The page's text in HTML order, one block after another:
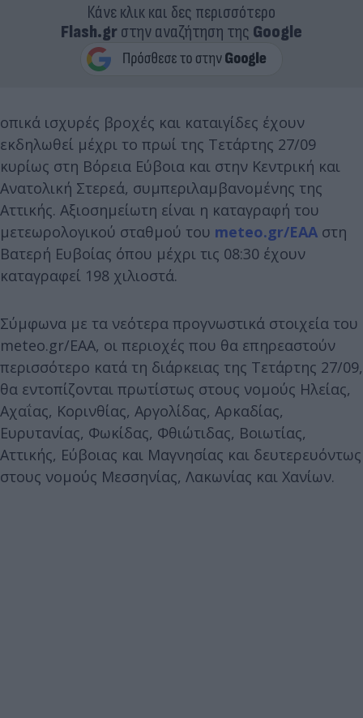
Κάνε κλικ και δες περισσότερο
Flash.grστην αναζήτηση της Google
οπικά ισχυρές βροχές και καταιγίδες έχουν
εκδηλωθεί μέχρι το πρωί της Τετάρτης 27/09
κυρίως στη Βόρεια Εύβοια και στην Κεντρική και
Ανατολική Στερεά, συμπεριλαμβανομένης της
Αττικής. Αξιοσημείωτη είναι η καταγραφή του
μετεωρολογικού σταθμού του meteo.gr/EAA στη
Βατερή Ευβοίας όπου μέχρι τις 08:30 έχουν
καταγραφεί 198 χιλιοστά.
Σύμφωνα με τα νεότερα προγνωστικά στοιχεία του
meteo.gr/EAA, οι περιοχές που θα επηρεαστούν
περισσότερο κατά τη διάρκειας της Τετάρτης 27/09,
θα εντοπίζονται πρωτίστως στους νομούς Ηλείας,
Αχαΐας, Κορινθίας, Αργολίδας, Αρκαδίας,
Ευρυτανίας, Φωκίδας, Φθιώτιδας, Βοιωτίας,
Αττικής, Εύβοιας και Μαγνησίας και δευτερευόντως
στους νομούς Μεσσηνίας, Λακωνίας και Χανίων.